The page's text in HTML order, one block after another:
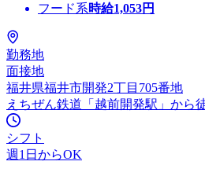
フード系時給1,053円
勤務地
面接地
福井県福井市開発2丁目705番地
えちぜん鉄道「越前開発駅」から
シフト
週1日からOK